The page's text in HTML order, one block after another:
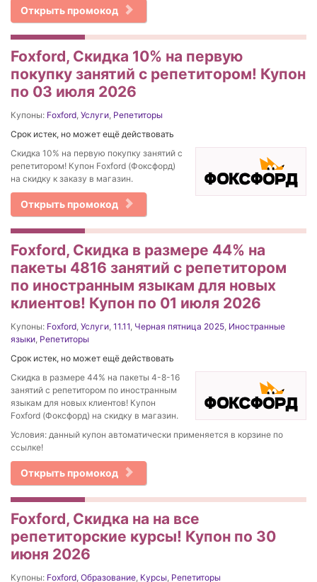
Открыть промокод
Foxford, Скидка 10% на первую
покупку занятий с репетитором! Купон
по 03 июля 2026
Купоны: Foxford, Услуги, Репетиторы
Срок истек, но может ещё действовать
Скидка 10% на первую покупку занятий с
репетитором! Купон Foxford (Фоксфорд)
на скидку к заказу в магазин.
Открыть промокод
Foxford, Скидка в размере 44% на
пакеты 4816 занятий с репетитором
по иностранным языкам для новых
клиентов! Купон по 01 июля 2026
Купоны: Foxford, Услуги, 11.11, Черная пятница 2025, Иностранные
языки, Репетиторы
Срок истек, но может ещё действовать
Скидка в размере 44% на пакеты 4-8-16
занятий с репетитором по иностранным
языкам для новых клиентов! Купон
Foxford (Фоксфорд) на скидку в магазин.
Условия: данный купон автоматически применяется в корзине по
ссылке!
Открыть промокод
Foxford, Скидка на на все
репетиторские курсы! Купон по 30
июня 2026
Купоны: Foxford, Образование, Курсы, Репетиторы